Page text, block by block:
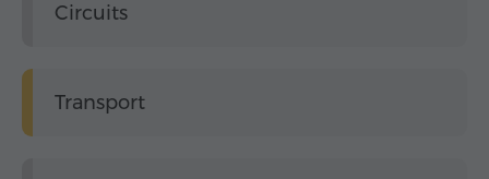
Circuits
Transport